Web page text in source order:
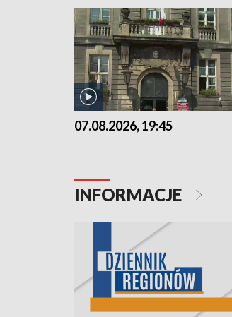
07.08.2026, 19:45
INFORMACJE